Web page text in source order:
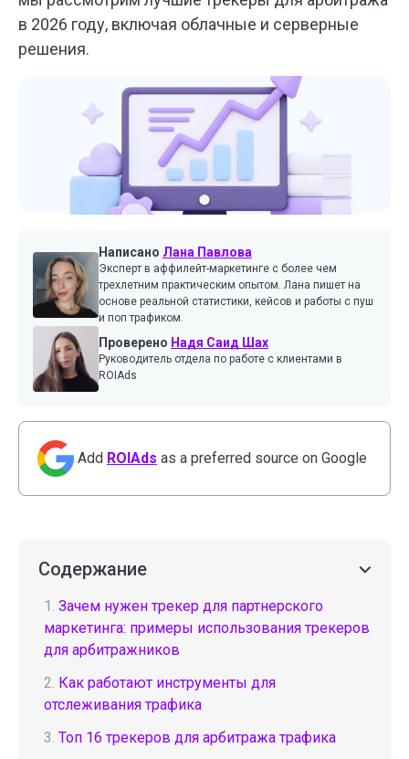
в 2026 году, включая облачные и серверные
решения.
Написано Лана Павлова
Эксперт в аффилейт-маркетинге с более чем
трехлетним практическим опытом. Лана пишет на
основе реальной статистики, кейсов и работы с пуш
и поп трафиком.
Проверено Надя Саид Шах
Руководитель отдела по работе с клиентами в
ROIAds
Add ROIAds as a preferred source on Google
Содержание
1. Зачем нужен трекер для партнерского
маркетинга: примеры использования трекеров
для арбитражников
2. Как работают инструменты для
отслеживания трафика
3. Топ 16 трекеров для арбитража трафика